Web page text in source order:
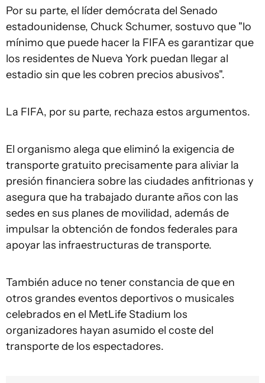
Por su parte, el líder demócrata del Senado
estadounidense, Chuck Schumer, sostuvo que "lo
mínimo que puede hacer la FIFA es garantizar que
los residentes de Nueva York puedan llegar al
estadio sin que les cobren precios abusivos".
La FIFA, por su parte, rechaza estos argumentos.
El organismo alega que eliminó la exigencia de
transporte gratuito precisamente para aliviar la
presión financiera sobre las ciudades anfitrionas y
asegura que ha trabajado durante años con las
sedes en sus planes de movilidad, además de
impulsar la obtención de fondos federales para
apoyar las infraestructuras de transporte.
También aduce no tener constancia de que en
otros grandes eventos deportivos o musicales
celebrados en el MetLife Stadium los
organizadores hayan asumido el coste del
transporte de los espectadores.